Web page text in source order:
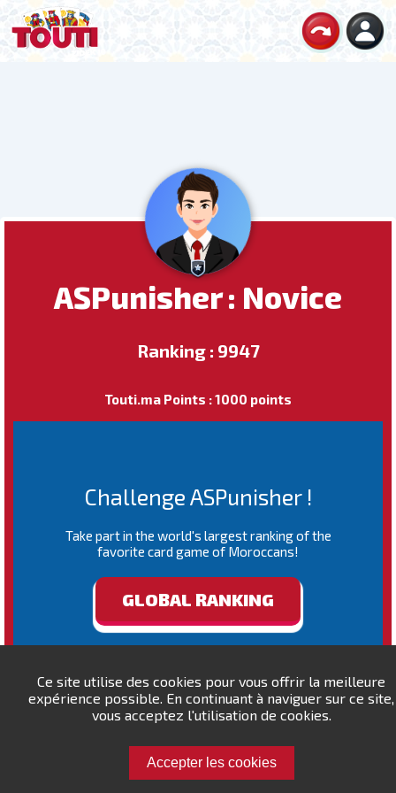
Ce site utilise des cookies pour vous offrir la meilleure
expérience possible. En continuant à naviguer sur ce site,
vous acceptez l'utilisation de cookies.
Accepter les cookies
ASPunisher : Novice
Ranking : 9947
Touti.ma Points : 1000 points
Challenge ASPunisher !
Take part in the world's largest ranking of the
favorite card game of Moroccans!
GLOBAL RANKING